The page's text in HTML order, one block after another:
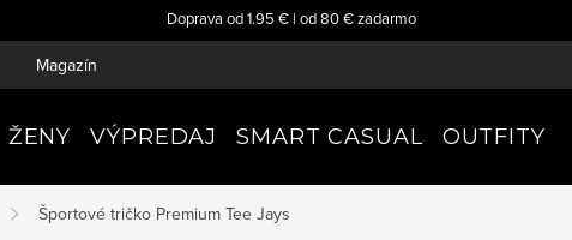
Doprava od 1.95 € | od 80 € zadarmo
Magazín
ŽENY VÝPREDAJ SMART CASUAL OUTFITY
Športové tričko Premium Tee Jays